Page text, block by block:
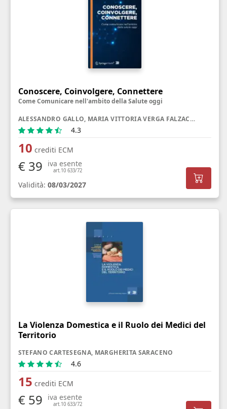
Conoscere, Coinvolgere, Connettere
Come Comunicare nell'ambito della Salute oggi
ALESSANDRO GALLO, MARIA VITTORIA VERGA FALZACAPPA, GIULIA RANCATI
4.3
10 crediti ECM
€ 39 iva esente
art.10 633/72
Validità: 08/03/2027
La Violenza Domestica e il Ruolo dei Medici del
Territorio
STEFANO CARTESEGNA, MARGHERITA SARACENO
4.6
15 crediti ECM
€ 59 iva esente
art.10 633/72